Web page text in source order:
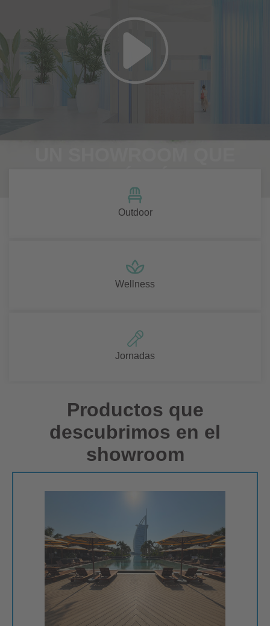
Outdoor
Wellness
Jornadas
Productos que
descubrimos en el
showroom